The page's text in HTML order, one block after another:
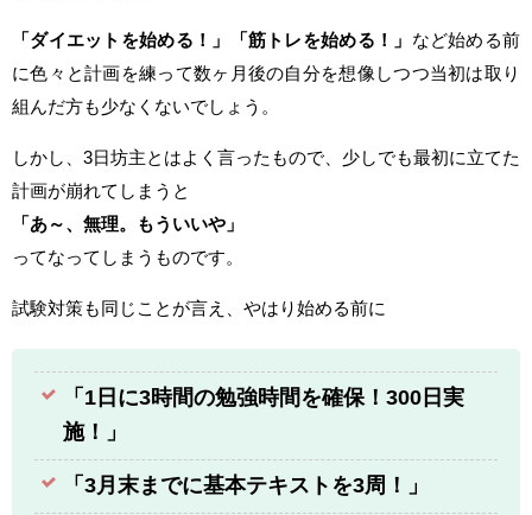
「ダイエットを始める！」「筋トレを始める！」 など始める前
に色々と計画を練って数ヶ月後の自分を想像しつつ当初は取り
組んだ方も少なくないでしょう。
しかし、3日坊主とはよく言ったもので、少しでも最初に立てた
計画が崩れてしまうと
「あ～、無理。もういいや」
ってなってしまうものです。
試験対策も同じことが言え、やはり始める前に
「1日に3時間の勉強時間を確保！300日実
施！」
「3月末までに基本テキストを3周！」